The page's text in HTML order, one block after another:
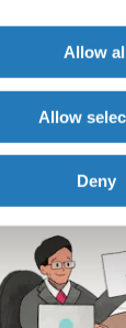
Allow
Allow
Deny
mejor
los
que esté
de